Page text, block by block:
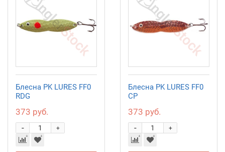
Блесна PK LURES FF0
RDG
373 руб.
+
-
Блесна PK LURES FF0
CP
373 руб.
+
-